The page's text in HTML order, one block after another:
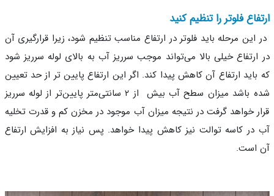
فلوتر را تنظیم کنید
مرحله باید فلوتر در ارتفاع مناسب تنظیم شود، زیرا قرارگیری آن
خیلی بالا می‌تواند موجب سرریز آب به بالای لوله سرریز شود
ارتفاع آن کاهش پیدا کند. اگر این ارتفاع پایین تر از حد تعیین
شده باشد میزان سطح آب بیش از ۲ سانتی‌متر پایین‌تر از لوله سرریز
خواهد گرفت در نتیجه میزان آب موجود در مخزن کم و قدرت تخلیه
کاسه توالت نیز کاهش پیدا خواهد. پس نیاز به افزایش ارتفاع
است.